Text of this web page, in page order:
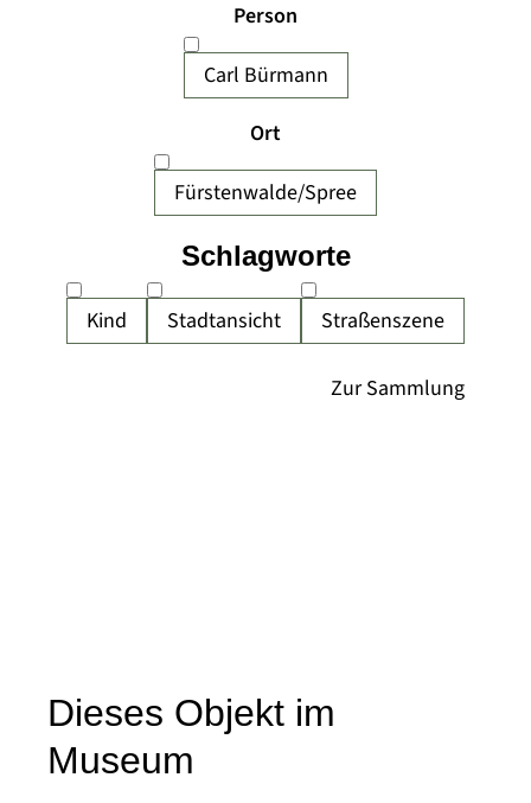
Person
Carl Bürmann
Ort
Fürstenwalde/Spree
Kind Stadtansicht Straßenszene
Schlagworte
Dieses Objekt im
Museum